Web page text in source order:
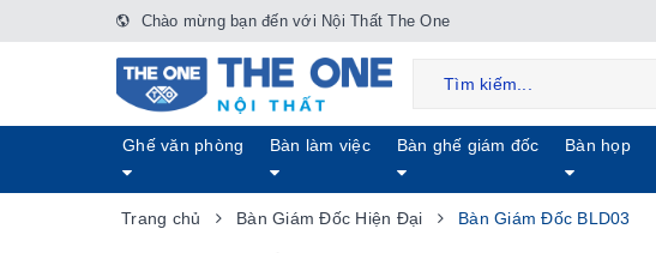
Chào mừng bạn đến với Nội Thất The One
Ghế văn phòng Bàn làm việc Bàn ghế giám đốc Bàn họp
Trang chủ Bàn Giám Đốc Hiện Đại Bàn Giám Đốc BLD03